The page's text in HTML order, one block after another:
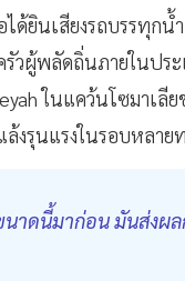
ด้ยินเสียงรถบรรทุกน้
วผู้พลัดถิ่นภายในปร
ในแคว้นโซมาเลี
งรุนแรงในรอบหลาย
นาดนี้มาก่อน มันส่งผ